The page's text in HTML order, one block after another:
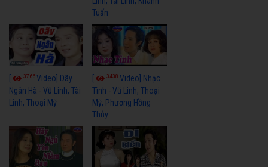
Tuấn
3766Video] Dãy
Ngân Hà - Vũ Linh, Tài
Linh, Thoại Mỹ
3438Video] Nhạc
Tình - Vũ Linh, Thoại
Mỹ, Phương Hồng
Thủy